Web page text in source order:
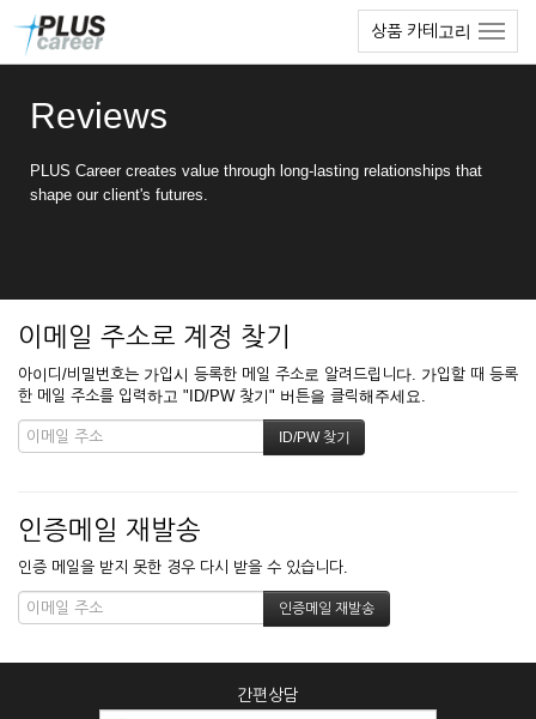
상품 카테고리
Reviews
PLUS Career creates value through long-lasting relationships that
shape our client's futures.
이메일 주소로 계정 찾기
아이디/비밀번호는 가입시 등록한 메일 주소로 알려드립니다. 가입할 때 등록
한 메일 주소를 입력하고 "ID/PW 찾기" 버튼을 클릭해주세요.
인증메일 재발송
인증 메일을 받지 못한 경우 다시 받을 수 있습니다.
간편상담